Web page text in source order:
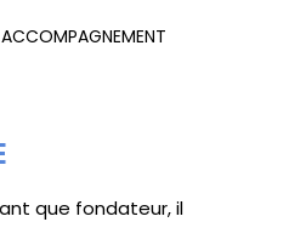
ACCOMPAGNEMENT
que fondateur, il